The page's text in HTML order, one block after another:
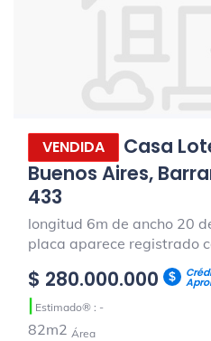
VENDIDA
Casa
Buenos Aires,
433
longitud 6m de ancho 20
placa aparece registrado
$ 280.000.000
| Estimado® : -
82m2 Área